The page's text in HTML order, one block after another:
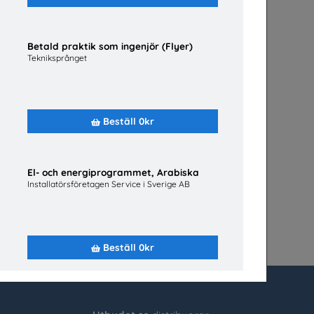
Betald praktik som ingenjör (Flyer)
Tekniksprånget
Beställ 0kr
El- och energiprogrammet, Arabiska
Installatörsföretagen Service i Sverige AB
Beställ 0kr